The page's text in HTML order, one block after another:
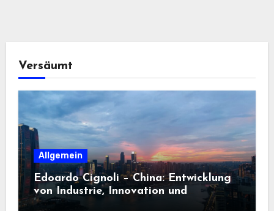
Versäumt
Allgemein
Edoardo Cignoli – China: Entwicklung
von Industrie, Innovation und
Technologie